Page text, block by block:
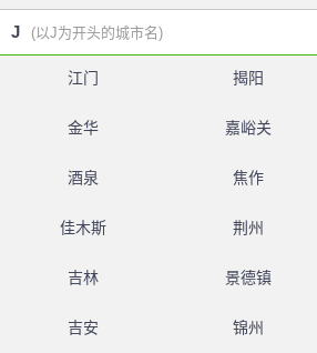
J (以J为开头的城市名)
江门 揭阳
金华 嘉峪关
酒泉 焦作
佳木斯 荆州
吉林 景德镇
吉安 锦州